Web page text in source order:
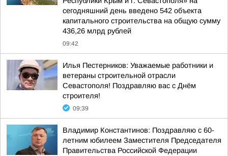
сегодняшний день введено 542 объекта
капитального строительства на общую сумму
436,26 млрд рублей
09:42
Илья Пестерников: Уважаемые работники и
ветераны строительной отрасли
Севастополя! Поздравляю вас с Днём
строителя!
09:39
Владимир Константинов: Поздравляю с 60-
летним юбилеем Заместителя Председателя
Правительства Российской Федерации